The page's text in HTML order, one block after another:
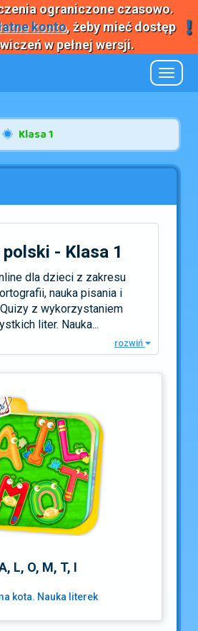
ograniczone czasowo.
konto, żeby mieć dostęp
w pełnej wersji.
Klasa 1
- Klasa 1
dla dzieci z zakresu
nauka pisania i
z wykorzystaniem
liter. Nauka...
rozwiń
A, L, O, M, T, I
kota. Nauka literek